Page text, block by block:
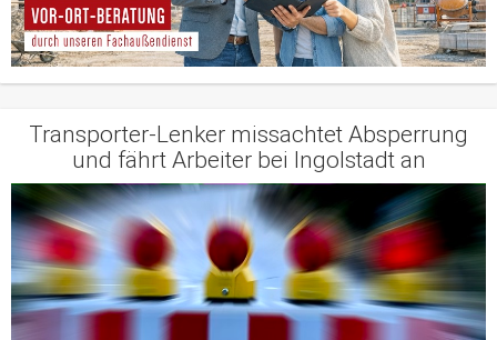
Transporter-Lenker missachtet Absperrung
und fährt Arbeiter bei Ingolstadt an